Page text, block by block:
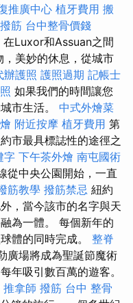
推廣中心 植牙費用 搬
筋 台中整骨價錢
Luxor和Assuan之間
美妙的休息，從城市
辦護照 護照過期 記帳士
如果我們的時間讓您
市生活。 中式外燴菜
附近按摩 植牙費用 第
市最具標誌性的途徑之
字 下午茶外燴 南屯國術
從中央公園開始，一直
筋教學 撥筋禁忌 紐約
，當今該市的名字與天
為一體。 每個新年的
體的同時完成。 整脊
廣場將成為聖誕節魔術
年吸引數百萬的遊客。
推拿師 撥筋 台中 整骨